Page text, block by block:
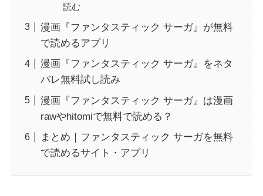
読む
漫画『ファンタスティック サーガ』が無料
で読めるアプリ
漫画『ファンタスティック サーガ』をネタ
バレ無料試し読み
漫画『ファンタスティック サーガ』は漫画
rawやhitomiで無料で読める？
まとめ｜ファンタスティック サーガを無料
で読めるサイト・アプリ